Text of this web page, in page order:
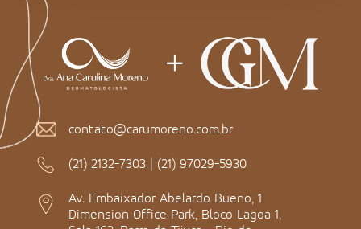
contato@carumoreno.com.br
(21) 2132-7303 | (21) 97029-5930
Av. Embaixador Abelardo Bueno, 1
Dimension Office Park, Bloco Lagoa 1,